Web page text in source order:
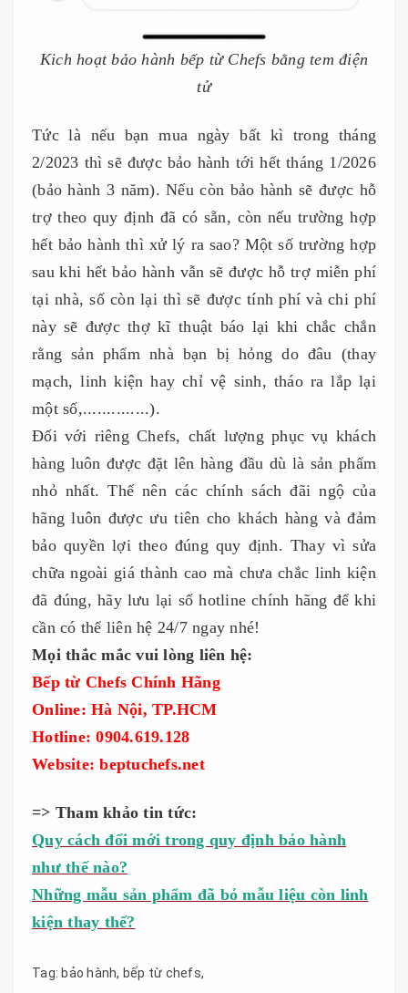
Kich hoạt bảo hành bếp từ Chefs bằng tem điện
tử
Tức là nếu bạn mua ngày bất kì trong tháng
2/2023 thì sẽ được bảo hành tới hết tháng 1/2026
(bảo hành 3 năm). Nếu còn bảo hành sẽ được hỗ
trợ theo quy định đã có sẵn, còn nếu trường hợp
hết bảo hành thì xử lý ra sao? Một số trường hợp
sau khi hết bảo hành vẫn sẽ được hỗ trợ miễn phí
tại nhà, số còn lại thì sẽ được tính phí và chi phí
này sẽ được thợ kĩ thuật báo lại khi chắc chắn
rằng sản phẩm nhà bạn bị hỏng do đâu (thay
mạch, linh kiện hay chỉ vệ sinh, tháo ra lắp lại
một số,..............).
Đối với riêng Chefs, chất lượng phục vụ khách
hàng luôn được đặt lên hàng đầu dù là sản phẩm
nhỏ nhất. Thế nên các chính sách đãi ngộ của
hãng luôn được ưu tiên cho khách hàng và đảm
bảo quyền lợi theo đúng quy định. Thay vì sửa
chữa ngoài giá thành cao mà chưa chắc linh kiện
đã đúng, hãy lưu lại số hotline chính hãng để khi
cần có thể liên hệ 24/7 ngay nhé!
Mọi thắc mắc vui lòng liên hệ:
Bếp từ Chefs Chính Hãng
Online: Hà Nội, TP.HCM
Hotline: 0904.619.128
Website: beptuchefs.net
=> Tham khảo tin tức:
Quy cách đổi mới trong quy định bảo hành
như thế nào?
Những mẫu sản phẩm đã bỏ mẫu liệu còn linh
kiện thay thế?
Tag: bảo hành, bếp từ chefs,